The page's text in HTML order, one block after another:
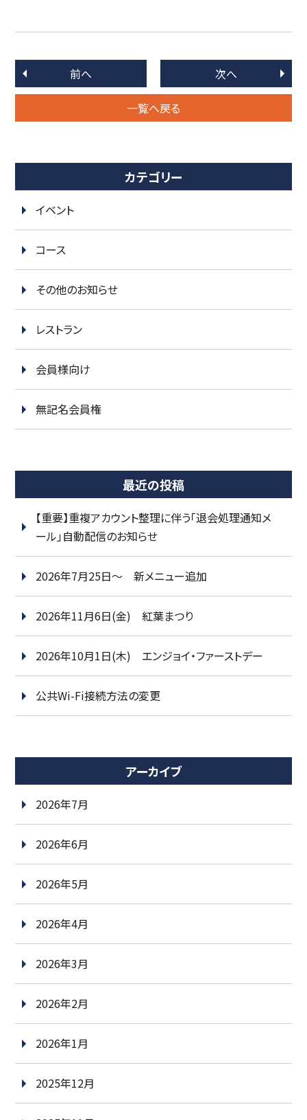
前へ
一覧へ戻る
次へ
カテゴリー
イベント
コース
その他のお知らせ
レストラン
会員様向け
無記名会員権
最近の投稿
【重要】重複アカウント整理に伴う「退会処理通知メ
ール」自動配信のお知らせ
2026年7月25日～ 新メニュー追加
2026年11月6日(金) 紅葉まつり
2026年10月1日(木) エンジョイ・ファーストデー
公共Wi-Fi接続方法の変更
アーカイブ
2026年7月
2026年6月
2026年5月
2026年4月
2026年3月
2026年2月
2026年1月
2025年12月